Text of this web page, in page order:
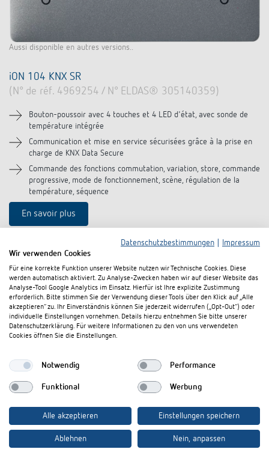
Aussi disponible en autres versions..
iON 104 KNX SR
(N° de réf. 4969254 / N° ELDAS® 305140359)
Bouton-poussoir avec 4 touches et 4 LED d'état, avec sonde de
température intégrée
Communication et mise en service sécurisées grâce à la prise en
charge de KNX Data Secure
Commande des fonctions commutation, variation, store, commande
progressive, mode de fonctionnement, scène, régulation de la
température, séquence
En savoir plus
d'informations ?
inscrire maintenant
Datenschutzbestimmungen
Impressum
Wir verwenden Cookies
Für eine korrekte Funktion unserer Website nutzen wir Technische Cookies. Diese
werden automatisch aktiviert. Zu Analyse-Zwecken haben wir auf dieser Website das
Analyse-Tool Google Analytics im Einsatz. Hierfür ist Ihre explizite Zustimmung
erforderlich. Bitte stimmen Sie der Verwendung dieser Tools über den Klick auf „Alle
akzeptieren“ zu. Ihr Einverständnis können Sie jederzeit widerrufen („Opt-Out“) oder
individuelle Einstellungen vornehmen. Details hierzu entnehmen Sie bitte unserer
Datenschutzerklärung. Für weitere Informationen zu den von uns verwendeten
Cookies öffnen Sie die Einstellungen.
Notwendig Performance
Funktional Werbung
Alle akzeptieren Einstellungen speichern
Ablehnen Nein, anpassen